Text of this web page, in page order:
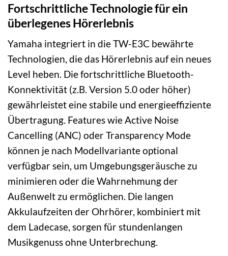
Fortschrittliche Technologie für ein
überlegenes Hörerlebnis
Yamaha integriert in die TW-E3C bewährte
Technologien, die das Hörerlebnis auf ein neues
Level heben. Die fortschrittliche Bluetooth-
Konnektivität (z.B. Version 5.0 oder höher)
gewährleistet eine stabile und energieeffiziente
Übertragung. Features wie Active Noise
Cancelling (ANC) oder Transparency Mode
können je nach Modellvariante optional
verfügbar sein, um Umgebungsgeräusche zu
minimieren oder die Wahrnehmung der
Außenwelt zu ermöglichen. Die langen
Akkulaufzeiten der Ohrhörer, kombiniert mit
dem Ladecase, sorgen für stundenlangen
Musikgenuss ohne Unterbrechung.